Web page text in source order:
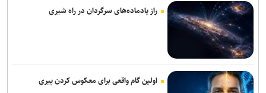
است
از هوش مصنوعی تا تغذیه رایگان؛ بسته تحولی جدید معاونت تربیتی و
مهارتی دانشگاه آزاد
دارو‌های دیابت را از نظر تأثیر بر چربی و عضله بدن با یکدیگر متفاوتند
راز پادماده‌های سرگردان در راه شیری
اولین گام واقعی برای معکوس کردن پیری